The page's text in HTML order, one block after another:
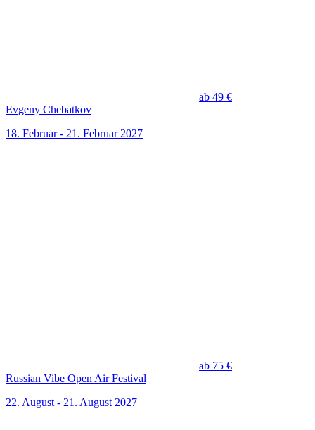
ab 49 €
Evgeny Chebatkov
18. Februar - 21. Februar 2027
ab 75 €
Russian Vibe Open Air Festival
22. August - 21. August 2027